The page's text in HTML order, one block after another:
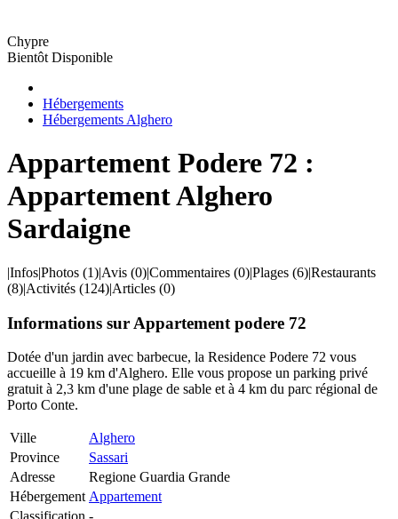
Chypre
Bientôt Disponible
Hébergements
Hébergements Alghero
Appartement Podere 72 :
Appartement Alghero
Sardaigne
|Infos|Photos (1)|Avis (0)|Commentaires (0)|Plages (6)|Restaurants
(8)|Activités (124)|Articles (0)
Informations sur Appartement podere 72
Dotée d'un jardin avec barbecue, la Residence Podere 72 vous
accueille à 19 km d'Alghero. Elle vous propose un parking privé
gratuit à 2,3 km d'une plage de sable et à 4 km du parc régional de
Porto Conte.
Ville
Alghero
Province
Sassari
Adresse
Regione Guardia Grande
Hébergement Appartement